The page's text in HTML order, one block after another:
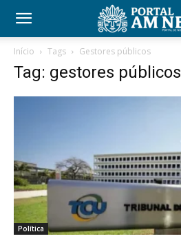
Início Tags Gestores públicos
Tag: gestores públicos
Política